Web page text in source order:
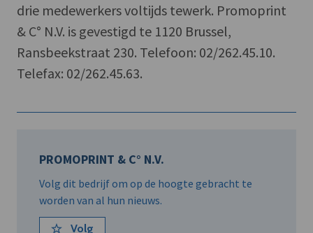
drie medewerkers voltijds tewerk. Promoprint
& C° N.V. is gevestigd te 1120 Brussel,
Ransbeekstraat 230. Telefoon: 02/262.45.10.
Telefax: 02/262.45.63.
PROMOPRINT & C° N.V.
Volg dit bedrijf om op de hoogte gebracht te
worden van al hun nieuws.
Volg